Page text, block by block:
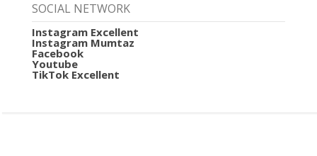
SOCIAL NETWORK
Instagram Excellent
Instagram Mumtaz
Facebook
Youtube
TikTok Excellent